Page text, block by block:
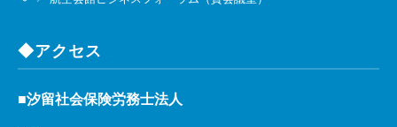
◆アクセス
■汐留社会保険労務士法人